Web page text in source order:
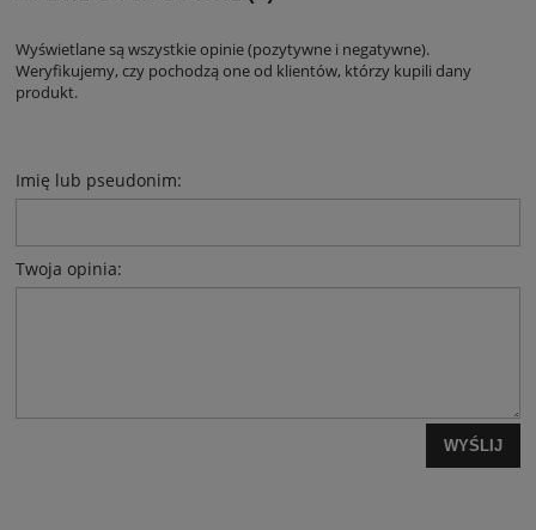
Wyświetlane są wszystkie opinie (pozytywne i negatywne).
Weryfikujemy, czy pochodzą one od klientów, którzy kupili dany
produkt.
Imię lub pseudonim:
Twoja opinia:
WYŚLIJ